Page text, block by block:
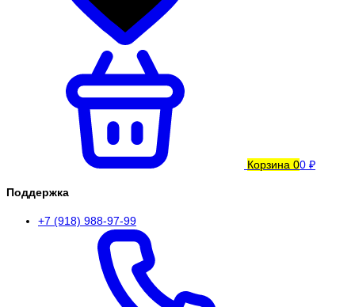
Корзина 00 ₽
Поддержка
+7 (918) 988-97-99